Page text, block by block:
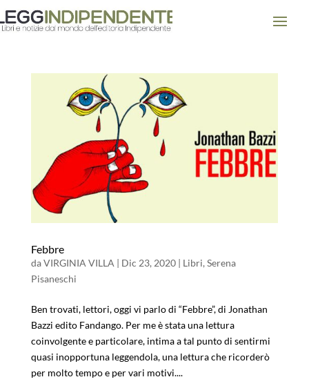
Febbre
daVIRGINIA VILLA | Dic 23, 2020| Libri, Serena
Pisaneschi
Ben trovati, lettori, oggi vi parlo di “Febbre”, di Jonathan
Bazzi edito Fandango. Per me è stata una lettura
coinvolgente e particolare, intima a tal punto di sentirmi
quasi inopportuna leggendola, una lettura che ricorderò
per molto tempo e per vari motivi....